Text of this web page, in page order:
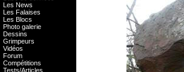
Les News
Les Falaises
Les Blocs
Photo galerie
Dessins
Grimpeurs
Vidéos
Forum
Compétitions
Tests/Articles